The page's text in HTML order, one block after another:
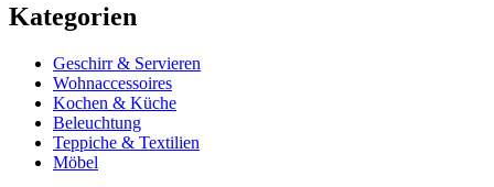
Kategorien
Geschirr & Servieren
Wohnaccessoires
Kochen & Küche
Beleuchtung
Teppiche & Textilien
Möbel